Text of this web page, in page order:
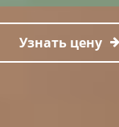
Узнать цену